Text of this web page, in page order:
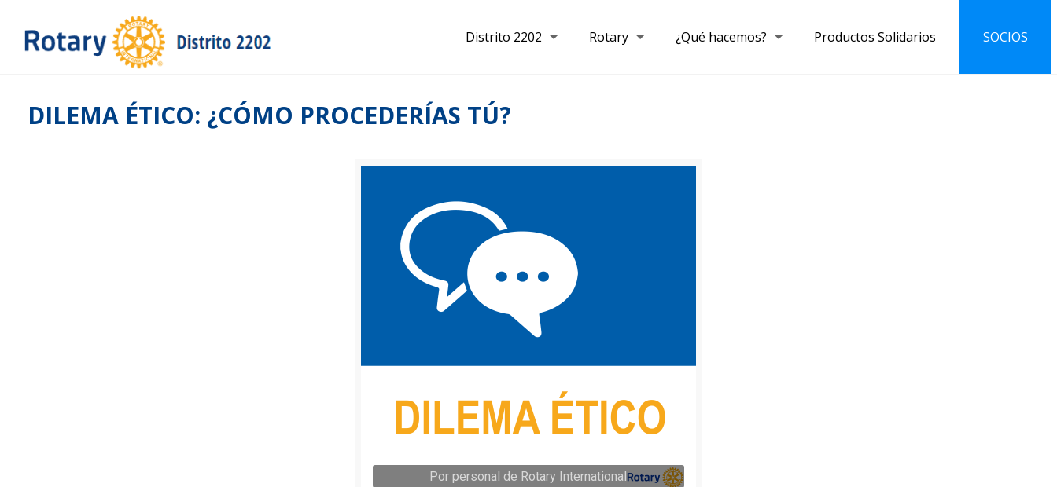
Distrito 2202 Rotary ¿Qué hacemos? Productos Solidarios SOCIOS
DILEMA ÉTICO: ¿CÓMO PROCEDERÍAS TÚ?
Por personal de Rotary International